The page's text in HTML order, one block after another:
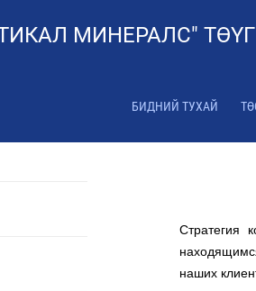
МИНЕРАЛС" ТӨҮГ
БИДНИЙ ТУХАЙ
Стратегия
наших